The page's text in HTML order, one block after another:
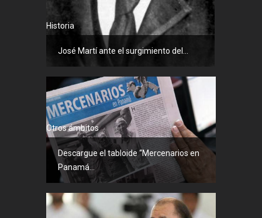
Historia
José Martí ante el surgimiento del...
Otros ámbitos
Descargue el tabloide “Mercenarios en
Panamá...